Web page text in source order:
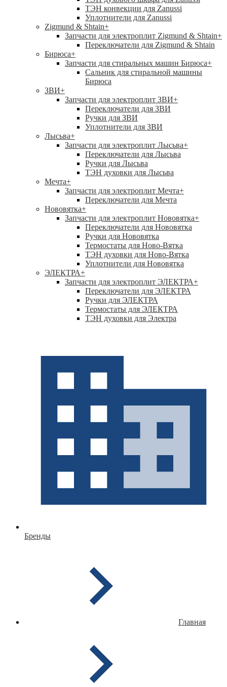
ТЭН конвекции для Zanussi
Уплотнители для Zanussi
Zigmund & Shtain+
Запчасти для электроплит Zigmund & Shtain+
Переключатели для Zigmund & Shtain
Бирюса+
Запчасти для стиральных машин Бирюса+
Сальник для стиральной машины
Бирюса
ЗВИ+
Запчасти для электроплит ЗВИ+
Переключатели для ЗВИ
Ручки для ЗВИ
Уплотнители для ЗВИ
Лысьва+
Запчасти для электроплит Лысьва+
Переключатели для Лысьва
Ручки для Лысьва
ТЭН духовки для Лысьва
Мечта+
Запчасти для электроплит Мечта+
Переключатели для Мечта
Нововятка+
Запчасти для электроплит Нововятка+
Переключатели для Нововятка
Ручки для Нововятка
Термостаты для Ново-Вятка
ТЭН духовки для Ново-Вятка
Уплотнители для Нововятка
ЭЛЕКТРА+
Запчасти для электроплит ЭЛЕКТРА+
Переключатели для ЭЛЕКТРА
Ручки для ЭЛЕКТРА
Термостаты для ЭЛЕКТРА
ТЭН духовки для Электра
Бренды
Главная